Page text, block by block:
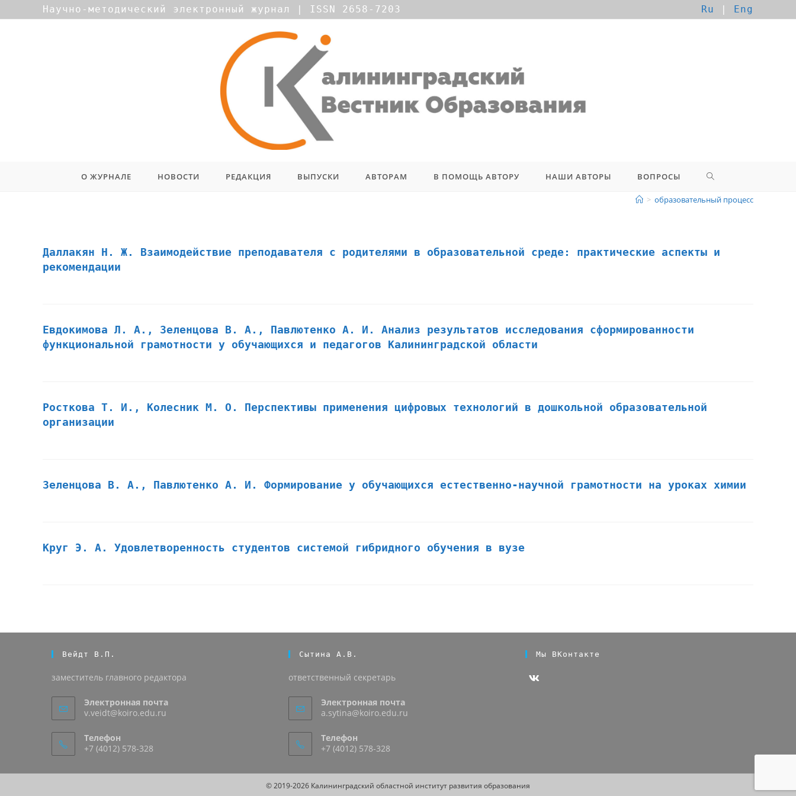
Научно-методический электронный журнал | ISSN 2658-7203 Ru | Eng
О ЖУРНАЛЕ НОВОСТИ РЕДАКЦИЯ ВЫПУСКИ АВТОРАМ В ПОМОЩЬ АВТОРУ НАШИ АВТОРЫ ВОПРОСЫ
> образовательный процесс
Даллакян Н. Ж. Взаимодействие преподавателя с родителями в образовательной среде: практические аспекты и
рекомендации
Евдокимова Л. А., Зеленцова В. А., Павлютенко А. И. Анализ результатов исследования сформированности
функциональной грамотности у обучающихся и педагогов Калининградской области
Росткова Т. И., Колесник М. О. Перспективы применения цифровых технологий в дошкольной образовательной
организации
Зеленцова В. А., Павлютенко А. И. Формирование у обучающихся естественно-научной грамотности на уроках химии
Круг Э. А. Удовлетворенность студентов системой гибридного обучения в вузе
Вейдт В.П.
заместитель главного редактора
Электронная почта
v.veidt@koiro.edu.ru
Телефон
+7 (4012) 578-328
Сытина А.В.
ответственный секретарь
Электронная почта
a.sytina@koiro.edu.ru
Телефон
+7 (4012) 578-328
Мы ВКонтакте
© 2019-2026 Калининградский областной институт развития образования